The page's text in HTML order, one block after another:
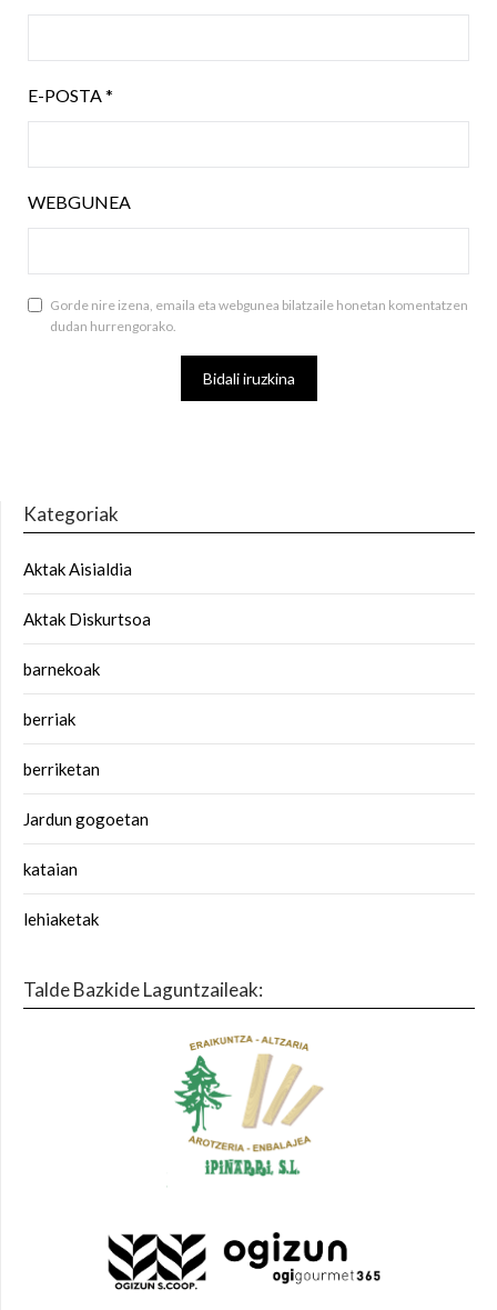
E-POSTA *
WEBGUNEA
Gorde nire izena, emaila eta webgunea bilatzaile honetan komentatzen
dudan hurrengorako.
Kategoriak
Aktak Aisialdia
Aktak Diskurtsoa
barnekoak
berriak
berriketan
Jardun gogoetan
kataian
lehiaketak
Talde Bazkide Laguntzaileak: